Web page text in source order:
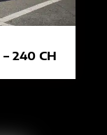
240 CH